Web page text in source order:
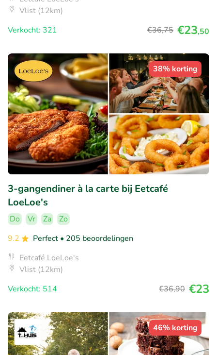
Vlist (12km)
Verkocht: 321
€36,75 €23,50
38% korting
3-gangendiner à la carte bij Eetcafé
LoeLoe's
Do Vr Za
Zo
9.2
Perfect • 205 beoordelingen
Eetcafé LoeLoe's
Vlist (12km)
Verkocht: 514
€36,90 €23
46% korting